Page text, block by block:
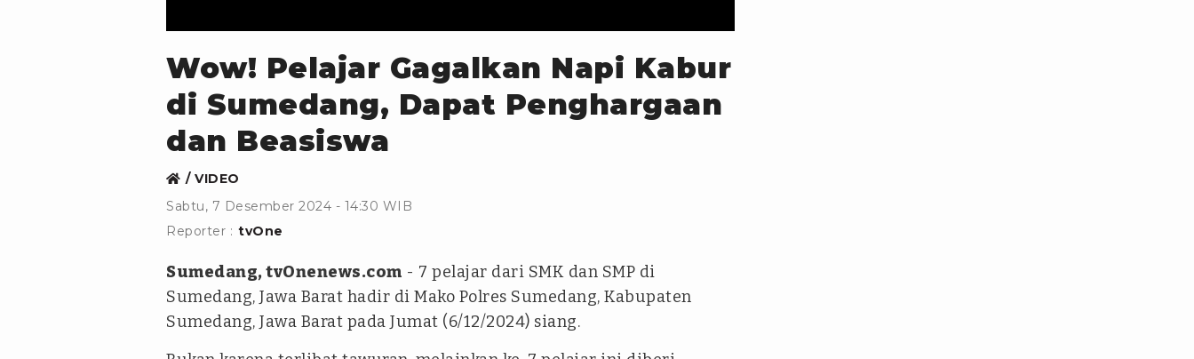
Wow! Pelajar Gagalkan Napi Kabur
di Sumedang, Dapat Penghargaan
dan Beasiswa
VIDEO
Sabtu, 7 Desember 2024 - 14:30 WIB
Reporter : tvOne
Sumedang, tvOnenews.com - 7 pelajar dari SMK dan SMP di
Sumedang, Jawa Barat hadir di Mako Polres Sumedang, Kabupaten
Sumedang, Jawa Barat pada Jumat (6/12/2024) siang.